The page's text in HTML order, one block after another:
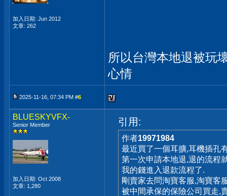
加入日期: Jun 2012
文章: 262
所以台灣本地退被玩
心情
2025-11-16, 07:34 PM #6
BLUESKYVFX-
Senior Member
加入日期: Oct 2008
文章: 1,280
引用:
作者19971984
最近買了一個耳擴,耳機插孔
第一次申請本地退,退的流程
我的錢進入退款流程了.
剛賣家去問淘寶客服,淘寶客
被中間承保的保險公司買走,